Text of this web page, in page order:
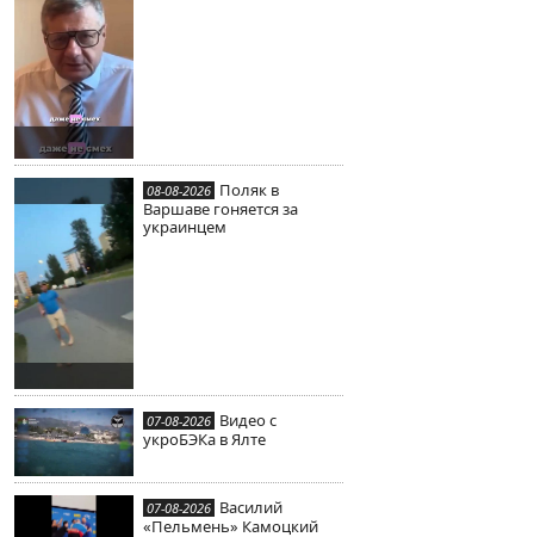
08-08-2026 Поляк в
Варшаве гоняется за
украинцем
07-08-2026 Видео с
укроБЭКа в Ялте
07-08-2026 Василий
«Пельмень» Камоцкий